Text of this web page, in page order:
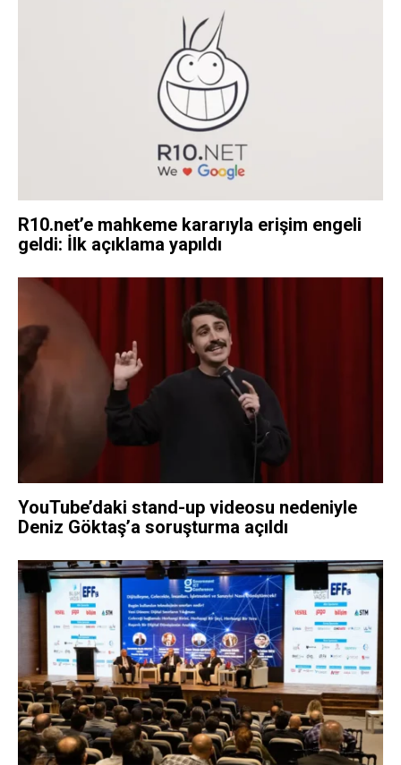
R10.net’e mahkeme kararıyla erişim engeli
geldi: İlk açıklama yapıldı
YouTube’daki stand-up videosu nedeniyle
Deniz Göktaş’a soruşturma açıldı